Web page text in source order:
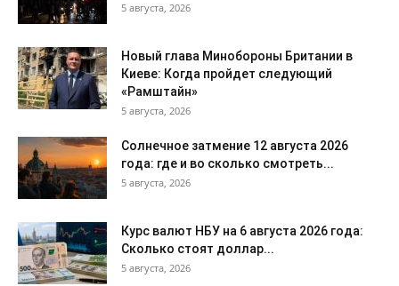
5 августа, 2026
Новый глава Минобороны Британии в
Киеве: Когда пройдет следующий
«Рамштайн»
5 августа, 2026
Солнечное затмение 12 августа 2026
года: где и во сколько смотреть...
5 августа, 2026
Курс валют НБУ на 6 августа 2026 года:
Сколько стоят доллар...
5 августа, 2026